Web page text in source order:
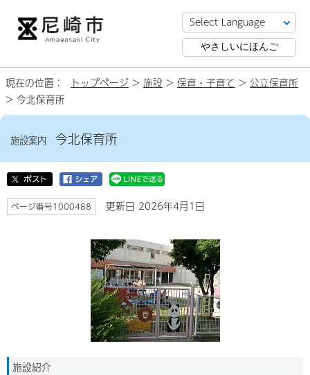
やさしいにほんご
現在の位置： トップページ > 施設 > 保育・子育て > 公立保育所
> 今北保育所
施設案内 今北保育所
ページ番号1000488 更新日 2026年4月1日
施設紹介